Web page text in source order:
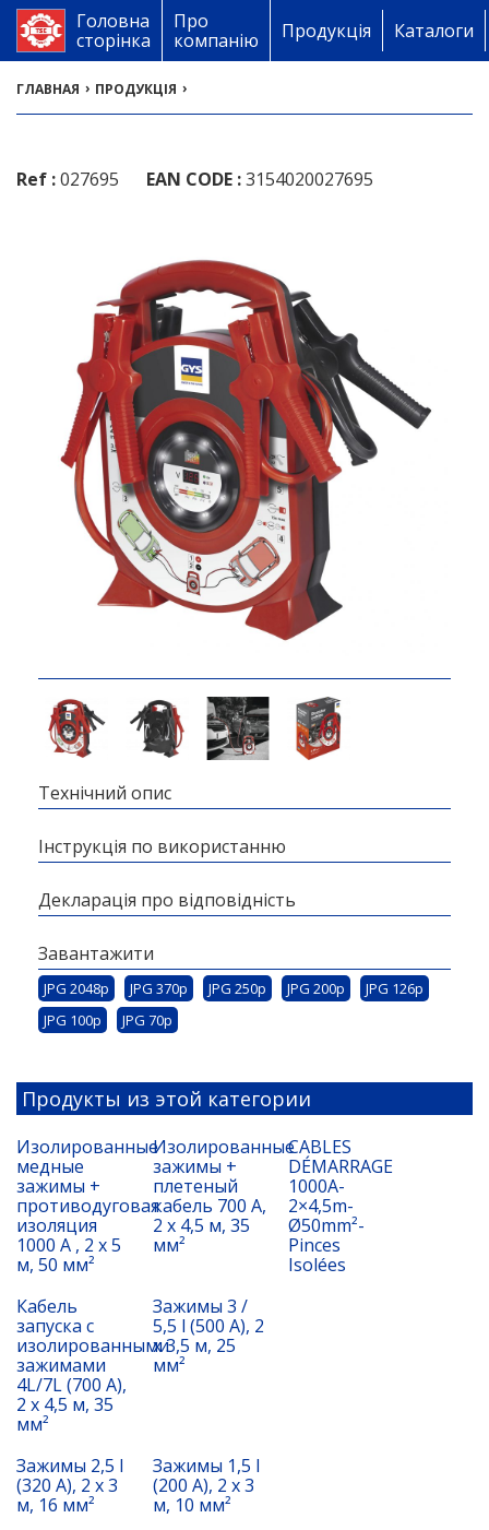
Головна
сторінка
Про
компанію
Продукція Каталоги
ГЛАВНАЯ › ПРОДУКЦІЯ ›
Ref :027695 EAN CODE :3154020027695
Технічний опис
Інструкція по використанню
Декларація про відповідність
Завантажити
JPG 2048p JPG 370p JPG 250p JPG 200p
JPG 126p
JPG 100p
JPG 70p
Продукты из этой категории
Изолированные
медные
зажимы +
противодуговая
изоляция
1000 A , 2 x 5
м, 50 мм²
Изолированные
зажимы +
плетеный
кабель 700 A,
2 x 4,5 м, 35
мм²
CABLES
DÉMARRAGE
1000A-
2×4,5m-
Ø50mm²-
Pinces
Isolées
Кабель
запуска с
изолированными
зажимами
4L/7L (700 A),
2 x 4,5 м, 35
мм²
Зажимы 3 /
5,5 l (500 A), 2
x 3,5 м, 25
мм²
Зажимы 2,5 l
(320 A), 2 x 3
м, 16 мм²
Зажимы 1,5 l
(200 A), 2 x 3
м, 10 мм²